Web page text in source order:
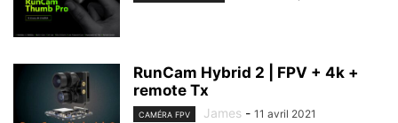
RunCam Hybrid 2 | FPV + 4k +
remote Tx
CAMÉRA FPV James - 11 avril 2021